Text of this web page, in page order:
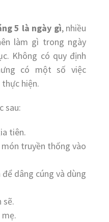
5 là ngày gì, nhiều
làm gì trong ngày
Không có quy định
có một số việc
hiện.
sau:
tiên.
truyền thống vào
dâng cúng và dùng
sẽ.